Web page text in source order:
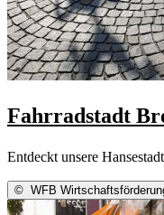
Fahrradstadt
Entdeckt unsere
© WFB